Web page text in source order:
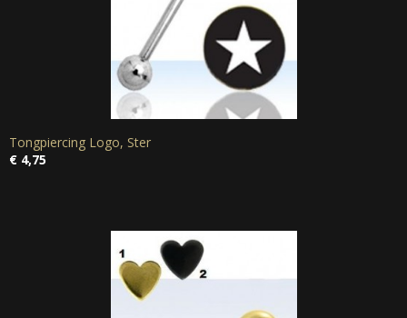
Tongpiercing Logo, Ster
€ 4,75